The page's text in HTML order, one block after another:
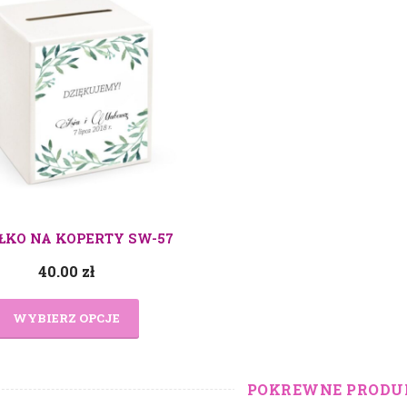
NA KOPERTY SW-57
40.00 zł
WYBIERZ OPCJE
POKREWNE